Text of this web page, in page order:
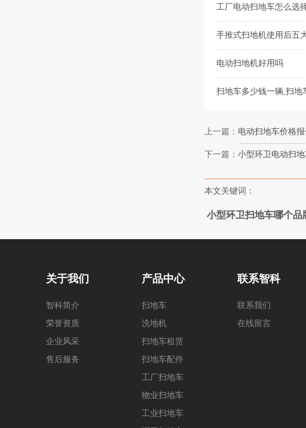
工厂电动扫地车怎么选
手推式扫地机使用后五
电动扫地机好用吗
扫地车多少钱一辆,扫地
上一篇： 电动扫地车价格
下一篇： 小型环卫电动扫
本文关键词：
小型环卫扫地车哪个品
关于我们
智科简介
荣誉资质
企业风采
售后服务
产品中心
扫地车
洗地机
扫地车租赁
扫地车配件
工厂扫地车
物业扫地车
工业扫地车
联系智科
联系我们
在线留言